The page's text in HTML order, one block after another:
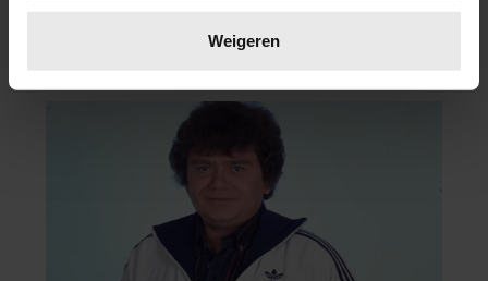
verwerkt en stel uw voorkeuren in het
intrekken in de Cookieverklaring.
We gebruiken cookies om content en advertenties te
personaliseren, om functies voor social media te bieden
en om ons websiteverkeer te analyseren. Ook delen we
informatie over uw gebruik van onze site met onze
partners voor social media, adverteren en analyse. Deze
partners kunnen deze gegevens combineren met andere
Weigeren